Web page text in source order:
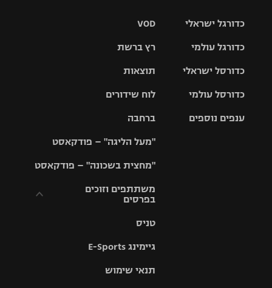
VOD
רץ ברשת
תוצאות
לוח שידורים
ברחבה
"מעל הליגה" – פודקאסט
"מחצית בשכונה" – פודקאסט
משתתפים וזוכים
בפרסים
וזוכים בפרסים
תקנון עבור פעילות
טניס
גיימינג E-Sports
תנאי שימוש
כדורגל ישראלי
גביע הטוטו
כדורגל עולמי
האלופות
ליגה
כדורסל ישראלי
סל
כדורסל עולמי
ענפים נוספים